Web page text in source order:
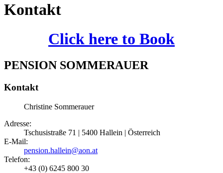
Kontakt
Click here to Book
PENSION SOMMERAUER
Kontakt
Christine Sommerauer
Adresse:
Tschusistraße 71 | 5400 Hallein | Österreich
E-Mail:
pension.hallein@aon.at
Telefon:
+43 (0) 6245 800 30